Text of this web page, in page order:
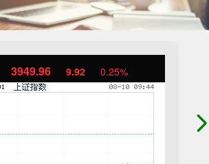
3949.96 9.92 0.25%